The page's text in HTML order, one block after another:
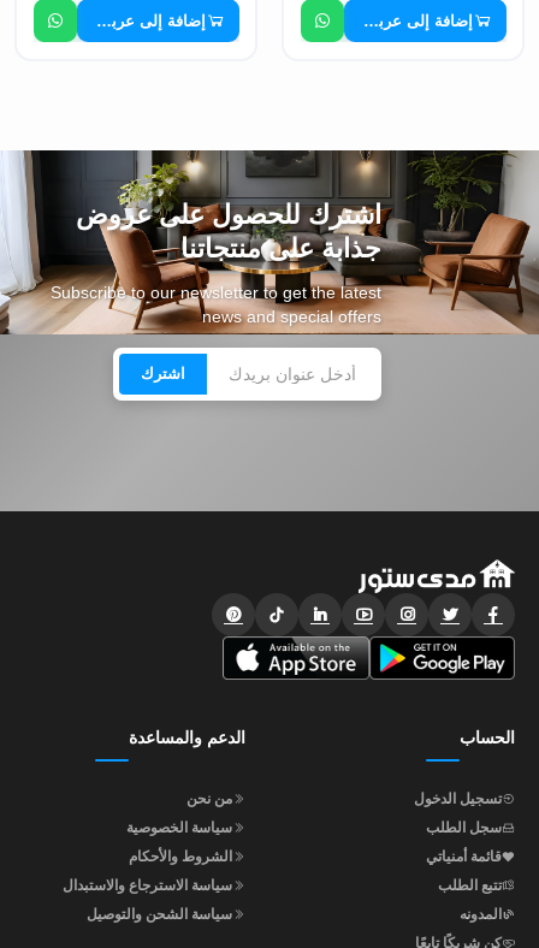
إضافة إلى عربة التسوق إضافة إلى عربة التسوق
اشترك للحصول على عروض
جذابة على منتجاتنا
Subscribe to our newsletter to get the latest
news and special offers
اشترك
الحساب
تسجيل الدخول
سجل الطلب
قائمة أمنياتي
تتبع الطلب
المدونه
كن شريكًا تابعًا
الدعم والمساعدة
من نحن
سياسة الخصوصية
الشروط والأحكام
سياسة الاسترجاع والاستبدال
سياسة الشحن والتوصيل